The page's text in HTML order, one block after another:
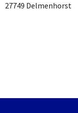
27749 Delmenhorst